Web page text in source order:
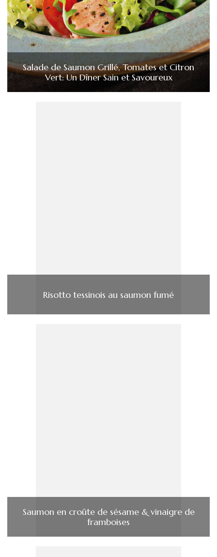
Salade de Saumon Grillé, Tomates et Citron
Vert: Un Dîner Sain et Savoureux
Risotto tessinois au saumon fumé
Saumon en croûte de sésame & vinaigre de
framboises